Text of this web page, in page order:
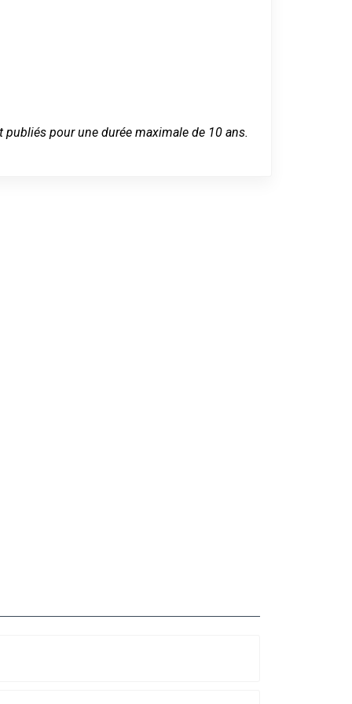
pour une durée maximale de 10 ans.